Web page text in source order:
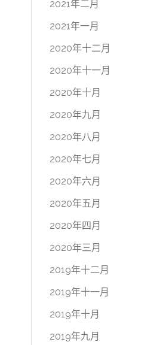
2021年二月
2021年一月
2020年十二月
2020年十一月
2020年十月
2020年九月
2020年八月
2020年七月
2020年六月
2020年五月
2020年四月
2020年三月
2019年十二月
2019年十一月
2019年十月
2019年九月